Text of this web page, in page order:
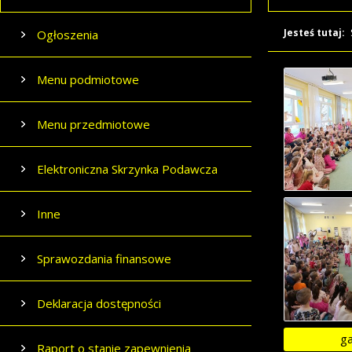
Ogłoszenia
Menu podmiotowe
Menu przedmiotowe
Elektroniczna Skrzynka Podawcza
Inne
Sprawozdania finansowe
Deklaracja dostępności
Raport o stanie zapewnienia
Jesteś tutaj: